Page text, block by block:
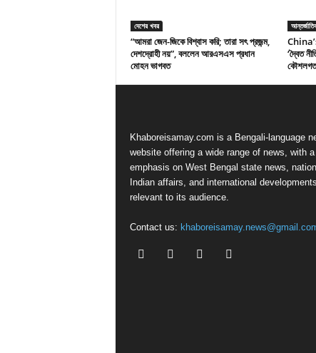
দেশের খবর
“আমরা জেন-জিকে বিশ্বাস করি; তারা সৎ প্রজন্ম,
দেশদ্রোহী নয়”, বললেন আরএসএস প্রধান
মোহন ভাগবত
‘দ্বৈত
কৌশলগত
Khaboreisamay.com is a Bengali-language
website offering a wide range of news, with
emphasis on West Bengal state news,
Indian affairs, and international developments
relevant to its audience.
Contact us: